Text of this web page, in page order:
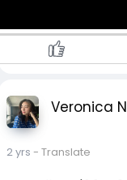
Veronica
2 yrs - Translate